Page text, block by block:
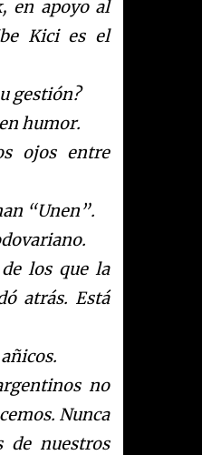
en apoyo al
Kici es el
gestión?
humor.
ojos entre
“Unen”.
los que la
atrás. Está
no
Nunca
de nuestros